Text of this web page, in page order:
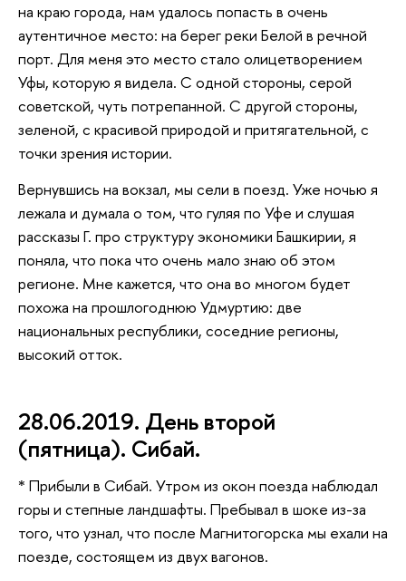
на краю города, нам удалось попасть в очень
аутентичное место: на берег реки Белой в речной
порт. Для меня это место стало олицетворением
Уфы, которую я видела. С одной стороны, серой
советской, чуть потрепанной. С другой стороны,
зеленой, с красивой природой и притягательной, с
точки зрения истории.
Вернувшись на вокзал, мы сели в поезд. Уже ночью я
лежала и думала о том, что гуляя по Уфе и слушая
рассказы Г. про структуру экономики Башкирии, я
поняла, что пока что очень мало знаю об этом
регионе. Мне кажется, что она во многом будет
похожа на прошлогоднюю Удмуртию: две
национальных республики, соседние регионы,
высокий отток.
28.06.2019. День второй
(пятница). Сибай.
* Прибыли в Сибай. Утром из окон поезда наблюдал
горы и степные ландшафты. Пребывал в шоке из-за
того, что узнал, что после Магнитогорска мы ехали на
поезде, состоящем из двух вагонов.